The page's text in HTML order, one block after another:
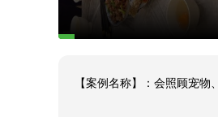
【案例名称】：会照顾宠